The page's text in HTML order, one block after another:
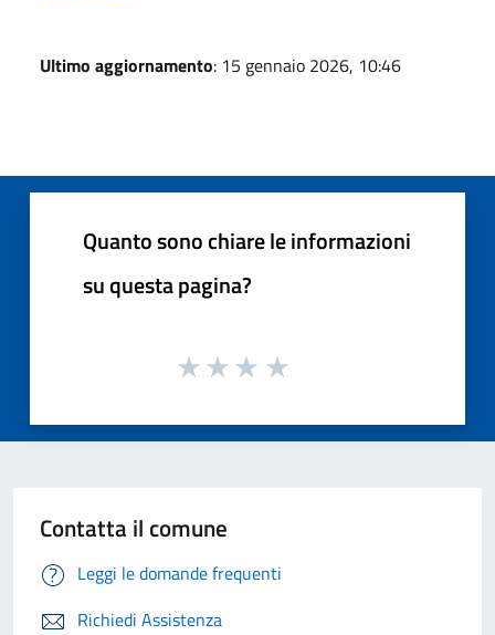
Ultimo aggiornamento: 15 gennaio 2026, 10:46
Quanto sono chiare le informazioni
su questa pagina?
Contatta il comune
Leggi le domande frequenti
Richiedi Assistenza